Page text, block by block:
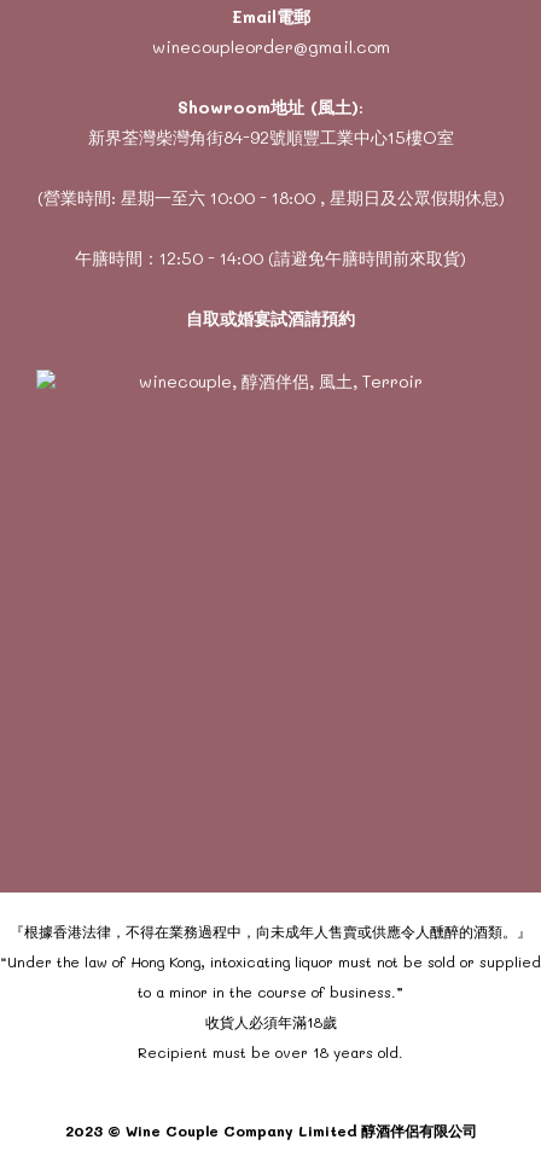
Email電郵
winecoupleorder@gmail.com
Showroom地址 (風土):
新界荃灣柴灣角街84-92號順豐工業中心15樓O室
(營業時間: 星期一至六 10:00 - 18:00 , 星期日及公眾假期休息)
午膳時間：12:50 - 14:00 (請避免午膳時間前來取貨)
自取或婚宴試酒請預約
『根據香港法律，不得在業務過程中，向未成年人售賣或供應令人醺醉的酒類。』
“Under the law of Hong Kong, intoxicating liquor must not be sold or supplied
to a minor in the course of business.”
收貨人必須年滿18歲
Recipient must be over 18 years old.
2023 © Wine Couple Company Limited 醇酒伴侶有限公司